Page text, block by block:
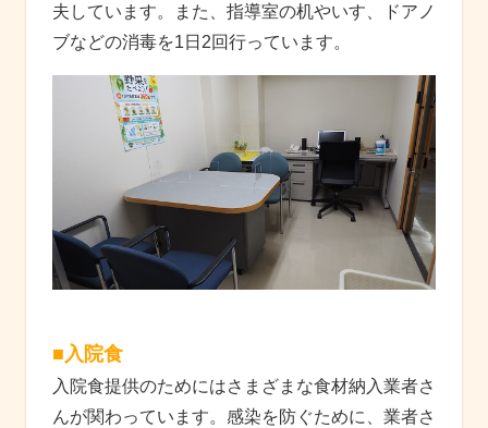
夫しています。また、指導室の机やいす、ドアノ
ブなどの消毒を1日2回行っています。
■入院食
入院食提供のためにはさまざまな食材納入業者さ
んが関わっています。感染を防ぐために、業者さ